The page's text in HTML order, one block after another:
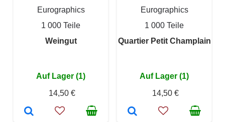
Eurographics
1 000 Teile
Weingut
Auf Lager (1)
14,50 €
Eurographics
1 000 Teile
Quartier Petit Champlain
Auf Lager (1)
14,50 €